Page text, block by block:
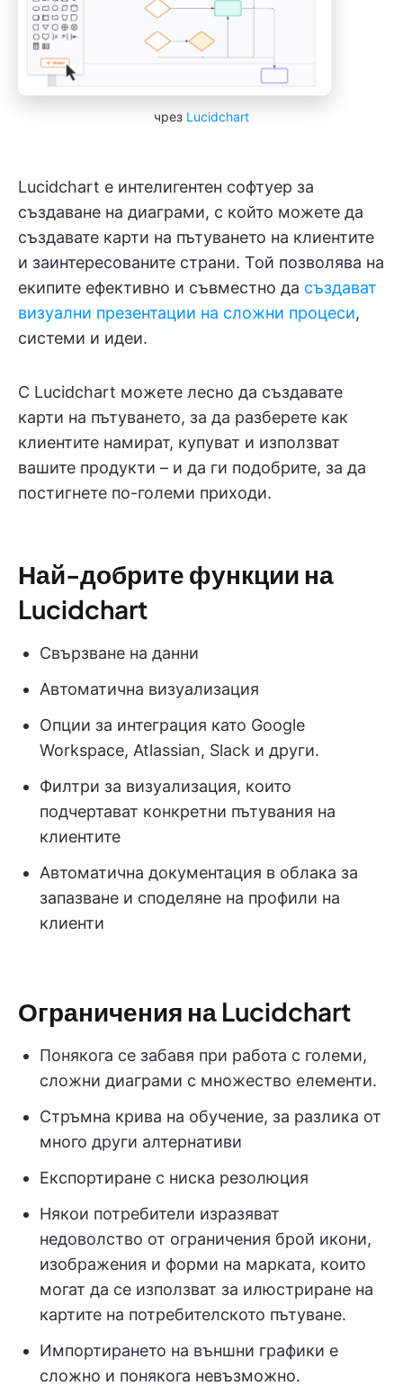
чрез Lucidchart
Lucidchart е интелигентен софтуер за
създаване на диаграми, с който можете да
създавате карти на пътуването на клиентите
и заинтересованите страни. Той позволява на
екипите ефективно и съвместно да създават
визуални презентации на сложни процеси,
системи и идеи.
С Lucidchart можете лесно да създавате
карти на пътуването, за да разберете как
клиентите намират, купуват и използват
вашите продукти – и да ги подобрите, за да
постигнете по-големи приходи.
Най-добрите функции на
Lucidchart
Свързване на данни
Автоматична визуализация
Опции за интеграция като Google
Workspace, Atlassian, Slack и други.
Филтри за визуализация, които
подчертават конкретни пътувания на
клиентите
Автоматична документация в облака за
запазване и споделяне на профили на
клиенти
Ограничения на Lucidchart
Понякога се забавя при работа с големи,
сложни диаграми с множество елементи.
Стръмна крива на обучение, за разлика от
много други алтернативи
Експортиране с ниска резолюция
Някои потребители изразяват
недоволство от ограничения брой икони,
изображения и форми на марката, които
могат да се използват за илюстриране на
картите на потребителското пътуване.
Импортирането на външни графики е
сложно и понякога невъзможно.